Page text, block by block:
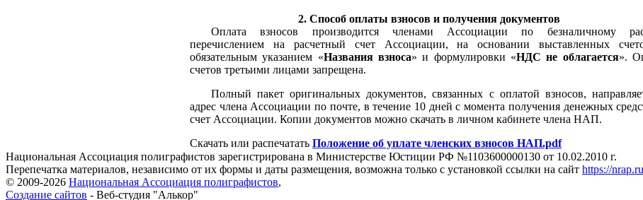
2. Способ оплаты взносов и получения документов
Оплата взносов производится членами Ассоциации по безналичному
перечислением на расчетный счет Ассоциации, на основании выставленных
обязательным указанием «Названия взноса» и формулировки «НДС не облагается».
счетов третьими лицами запрещена.
Полный пакет оригинальных документов, связанных с оплатой взносов,
адрес члена Ассоциации по почте, в течение 10 дней с момента получения денежных
счет Ассоциации. Копии документов можно скачать в личном кабинете члена НАП.
Скачать или распечатать Положение об уплате членских взносов НАП.pdf
Национальная Ассоциация полиграфистов зарегистрирована в Министерстве Юстиции РФ №1103600000130 от 10.02.2010 г.
Перепечатка материалов, независимо от их формы и даты размещения, возможна только с установкой ссылки на сайт https://nrap.ru
© 2009-2026 Национальная Ассоциация полиграфистов,
Создание сайтов - Веб-студия "Алькор"